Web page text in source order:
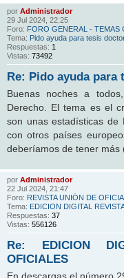
por Administrador
29 Jul 2024, 22:25
Foro: FORO GENERAL - TEMAS
Tema: Pido ayuda para tesis
Respuestas: 1
Vistas: 73492
Re: Pido ayuda para
Buenas noches a
Derecho. El tema es el
son unas estadísticas de
con otros países
deberíamos de tener más
por Administrador
22 Jul 2024, 21:47
Foro: REVISTA UNIÓN DE
Tema: EDICION DIGITAL
Respuestas: 37
Vistas: 556126
Re: EDICION
OFICIALES